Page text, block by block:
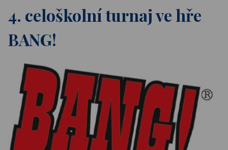
4. celoškolní turnaj ve hře
BANG!